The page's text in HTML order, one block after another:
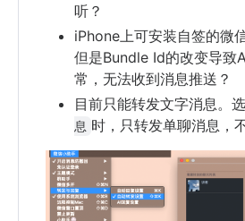
听？
iPhone上可安装自签的微
但是Bundle Id的改变导致
常，无法收到消息推送？
目前只能转发文字消息。
息 时，只转发单聊消息，